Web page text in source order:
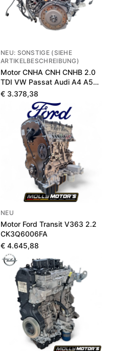
NEU: SONSTIGE (SIEHE
ARTIKELBESCHREIBUNG)
Motor CNHA CNH CNHB 2.0
TDI VW Passat Audi A4 A5
Q5 190 PS
€ 3.378,38
NEU
Motor Ford Transit V363 2.2
CK3Q6006FA
€ 4.645,88